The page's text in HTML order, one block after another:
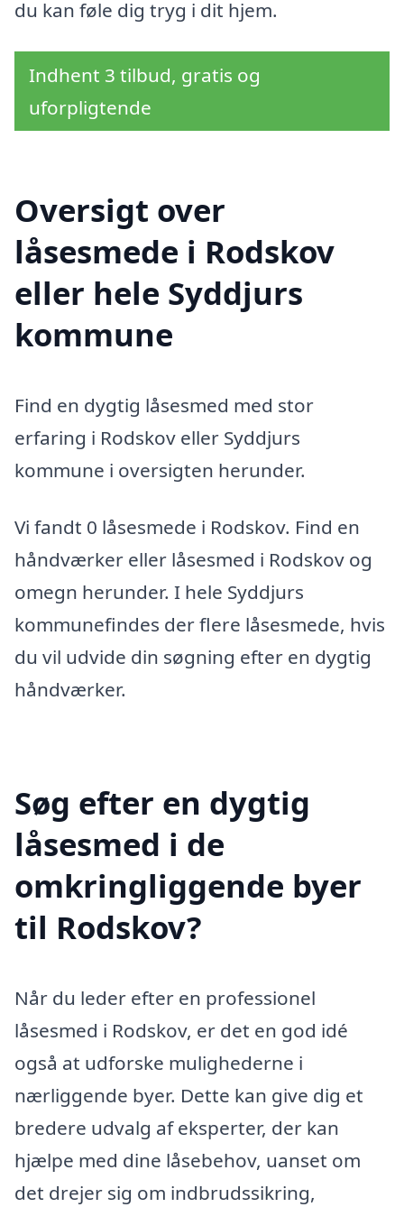
du kan føle dig tryg i dit hjem.
Indhent 3 tilbud, gratis og
uforpligtende
Oversigt over
låsesmede i Rodskov
eller hele Syddjurs
kommune
Find en dygtig låsesmed med stor
erfaring i Rodskov eller Syddjurs
kommune i oversigten herunder.
Vi fandt 0 låsesmede i Rodskov. Find en
håndværker eller låsesmed i Rodskov og
omegn herunder. I hele Syddjurs
kommunefindes der flere låsesmede, hvis
du vil udvide din søgning efter en dygtig
håndværker.
Søg efter en dygtig
låsesmed i de
omkringliggende byer
til Rodskov?
Når du leder efter en professionel
låsesmed i Rodskov, er det en god idé
også at udforske mulighederne i
nærliggende byer. Dette kan give dig et
bredere udvalg af eksperter, der kan
hjælpe med dine låsebehov, uanset om
det drejer sig om indbrudssikring,